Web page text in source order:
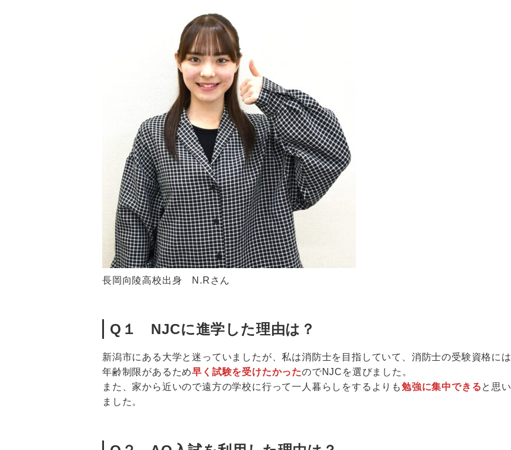
長岡向陵高校出身 N.Rさん
Q１ NJCに進学した理由は？
新潟市にある大学と迷っていましたが、私は消防士を目指していて、消防士の受験資格には
年齢制限があるため早く試験を受けたかったのでNJCを選びました。
また、家から近いので遠方の学校に行って一人暮らしをするよりも勉強に集中できると思い
ました。